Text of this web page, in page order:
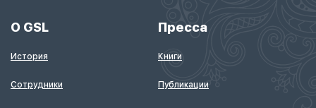
О GSL
История
Сотрудники
Пресса
Книги
Публикации